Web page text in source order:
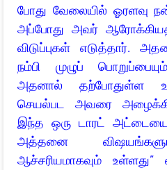
போது வேலையில் ஓரளவு
அப்போது அவர்
விடுப்புகள் எடுத்தார்.
நம்பி முழுப்
அதனால் தற்போதுள்ள
செயல்பட அவரை
இந்த ஒரு டாரட் அட்டையை
அத்தனை
ஆச்சரியமாகவும்